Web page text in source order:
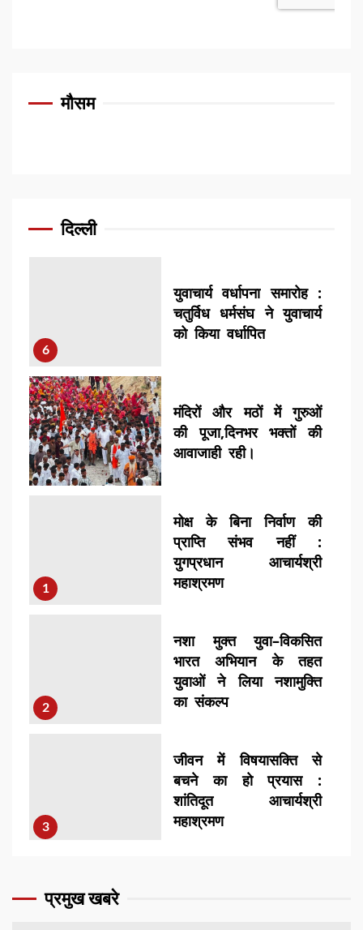
मौसम
दिल्ली
4
5
6
युवाचार्य वर्धापना समारोह :
चतुर्विध धर्मसंघ ने युवाचार्य
को किया वर्धापित
7
मंदिरों और मठों में गुरुओं
की पूजा,दिनभर भक्तों की
आवाजाही रही।
1
मोक्ष के बिना निर्वाण की
प्राप्ति संभव नहीं :
युगप्रधान आचार्यश्री
महाश्रमण
2
नशा मुक्त युवा–विकसित
भारत अभियान के तहत
युवाओं ने लिया नशामुक्ति
का संकल्प
3
जीवन में विषयासक्ति से
बचने का हो प्रयास :
शांतिदूत आचार्यश्री
महाश्रमण
प्रमुख खबरे